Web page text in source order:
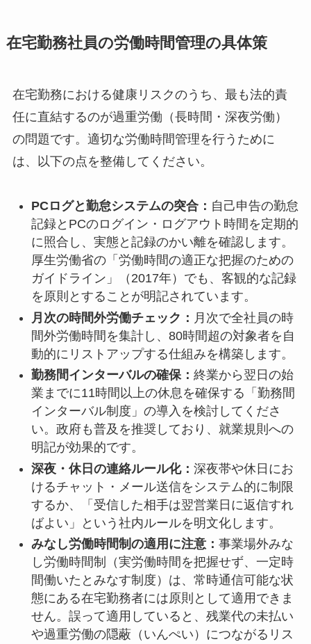
在宅勤務社員の労働時間管理の具体策
在宅勤務における健康リスクのうち、最も法的責
任に直結するのが過重労働（長時間・深夜労働）
の問題です。適切な労働時間管理を行うために
は、以下の点を整備してください。
PCログと勤怠システムの突合： 自己申告の勤怠
記録とPCのログイン・ログアウト時間を定期的
に照合し、実態と記録のかい離を確認します。
厚生労働省の「労働時間の適正な把握のための
ガイドライン」（2017年）でも、客観的な記録
を原則とすることが明記されています。
月次の時間外労働チェック： 月次で全社員の時
間外労働時間を集計し、80時間超の対象者を自
動的にリストアップする仕組みを構築します。
勤務間インターバルの確保： 終業から翌日の始
業までに11時間以上の休息を確保する「勤務間
インターバル制度」の導入を検討してくださ
い。政府も普及を推奨しており、就業規則への
明記が効果的です。
深夜・休日の連絡ルール化： 深夜帯や休日にお
けるチャット・メール送信をシステム的に制限
するか、「受信した相手は翌営業日に返信すれ
ばよい」という社内ルールを明文化します。
みなし労働時間制の適用に注意： 事業場外みな
し労働時間制（実労働時間を把握せず、一定時
間働いたとみなす制度）は、常時通信可能な状
態にある在宅勤務者には原則として適用できま
せん。誤って適用していると、残業代の未払い
や過重労働の隠蔽（いんぺい）につながるリス